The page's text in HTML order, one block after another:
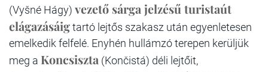
(Vyšné Hágy) vezető sárga jelzésű turistaút
elágazásáigtartó lejtős szakasz után egyenletesen
emelkedik felfelé. Enyhén hullámzó terepen kerüljük
meg a Koncsiszta (Končistá) déli lejtőit,